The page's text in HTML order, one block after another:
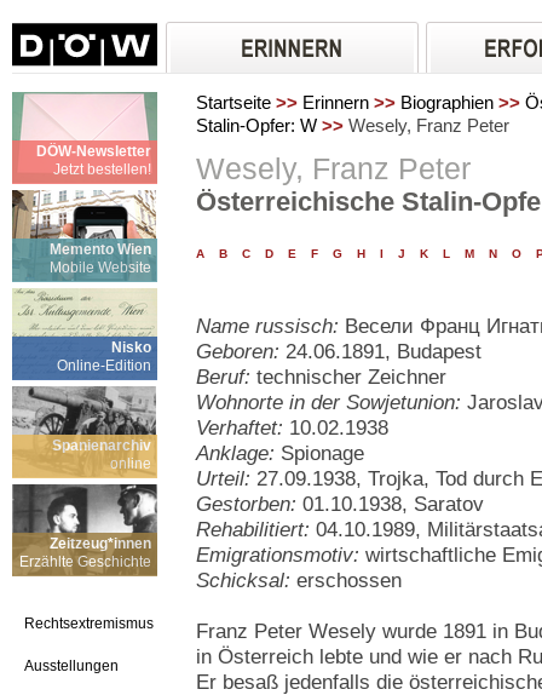
DÖW-Newsletter
Jetzt bestellen!
Memento Wien
Mobile Website
Nisko
Online-Edition
Spanienarchiv
online
Zeitzeug*innen
Erzählte Geschichte
Rechtsextremismus
Ausstellungen
Startseite >> Erinnern >> Biographien >>
Stalin-Opfer: W >> Wesely, Franz Peter
Wesely, Franz Peter
Österreichische Stalin-
A B C D E F G H I J K L M N O
Name russisch: Весели Франц
Geboren: 24.06.1891, Budapest
Beruf: technischer Zeichner
Wohnorte in der Sowjetunion:
Verhaftet: 10.02.1938
Anklage: Spionage
Urteil: 27.09.1938, Trojka, Tod durch
Gestorben: 01.10.1938, Saratov
Rehabilitiert: 04.10.1989,
Emigrationsmotiv: wirtschaftliche
Schicksal: erschossen
Franz Peter Wesely wurde 1891 in
in Österreich lebte und wie er nach
Er besaß jedenfalls die